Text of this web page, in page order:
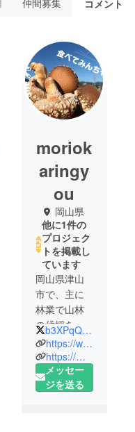
仲間募集 コメント
moriok
aringy
ou
岡山県
他に1件の
プロジェク
トを掲載し
ています
岡山県津山
市で、主に
林業で山林
の伐採を行
い、少子高
齢化で放置
された空き
土地を活用
b3XPqQ5gqThnWDH
https://www.morioka-ringyou.com/
https://morishiitake.thebase.in
メッセー
ジを送る